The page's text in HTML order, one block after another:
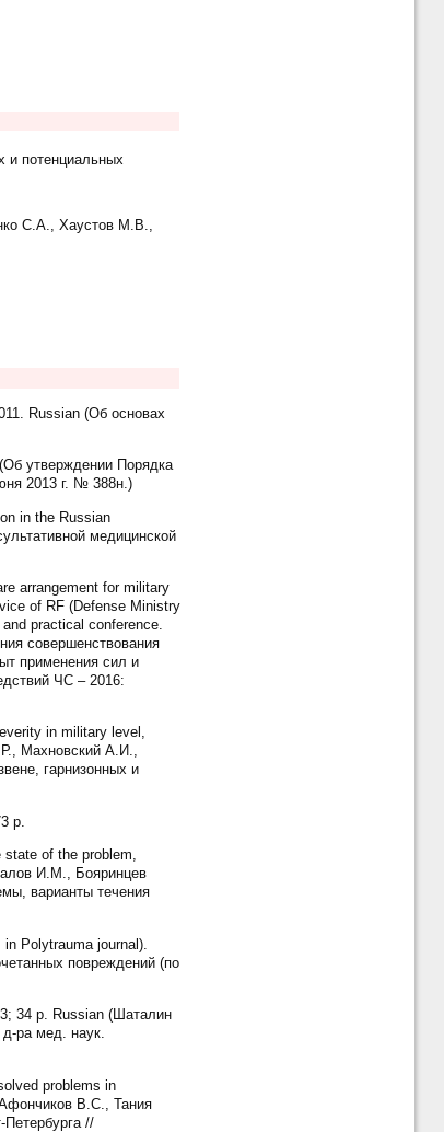
и потенциальных
С.А., Хаустов М.В.,
Russian (Об основах
утверждении Порядка
2013 г. № 388н.)
in the Russian
медицинской
arrangement for military
of RF (Defense Ministry
practical conference.
совершенствования
применения сил и
ЧС – 2016:
in military level,
Махновский А.И.,
гарнизонных и
p.
of the problem,
И.М., Бояринцев
варианты течения
Polytrauma journal).
повреждений (по
34 p. Russian (Шаталин
ра мед. наук.
problems in
В.С., Тания
//